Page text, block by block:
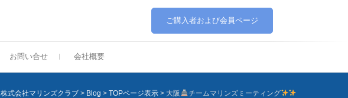
ご購入者および会員ページ
お問い合せ 会社概要
株式会社マリンズクラブ > Blog >TOPページ表示 > 大阪 チームマリンズミーティング